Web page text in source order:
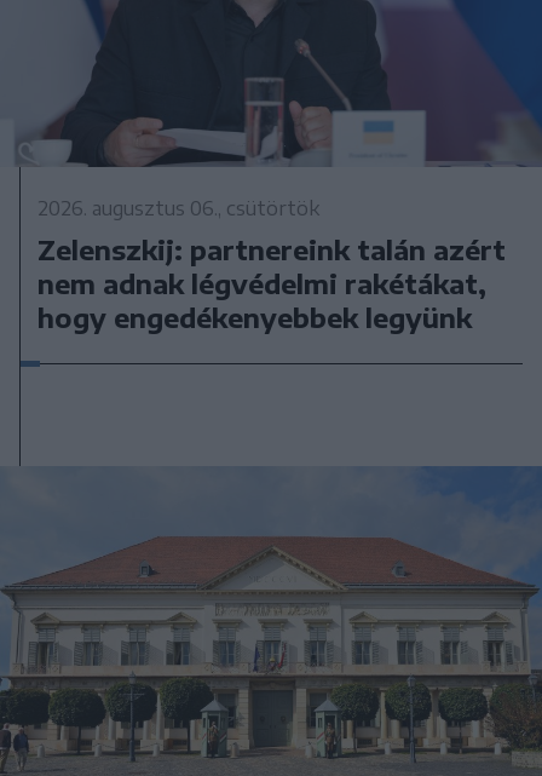
2026. augusztus 06., csütörtök
Zelenszkij: partnereink talán azért
nem adnak légvédelmi rakétákat,
hogy engedékenyebbek legyünk